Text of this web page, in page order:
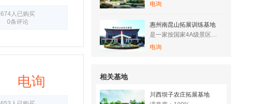
674人已购买
0条评论
电询
电询
惠州南昆山拓展训练基地
是一家按国家4A级景区标准建设的综合性旅游度假区。
电询
相关基地
川西坝子农庄拓展基地